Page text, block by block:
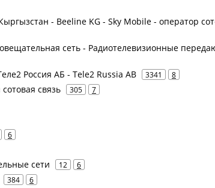
- Beeline KG - ‎Sky Mobile - оператор
сеть - Радиотелевизионные
Россия АБ - Tele2 Russia AB 3341 8
связь 305 7
6
сети 12 6
384 6